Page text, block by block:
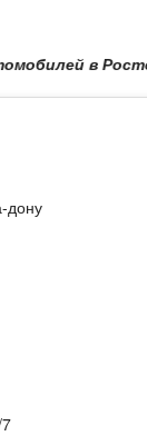
в Ростове
дону